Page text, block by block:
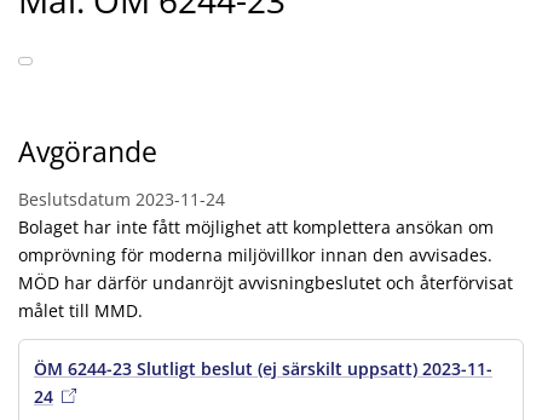
Avgörande
Beslutsdatum 2023-11-24
Bolaget har inte fått möjlighet att komplettera ansökan om
omprövning för moderna miljövillkor innan den avvisades.
MÖD har därför undanröjt avvisningbeslutet och återförvisat
målet till MMD.
ÖM 6244-23 Slutligt beslut (ej särskilt uppsatt) 2023-11-
24